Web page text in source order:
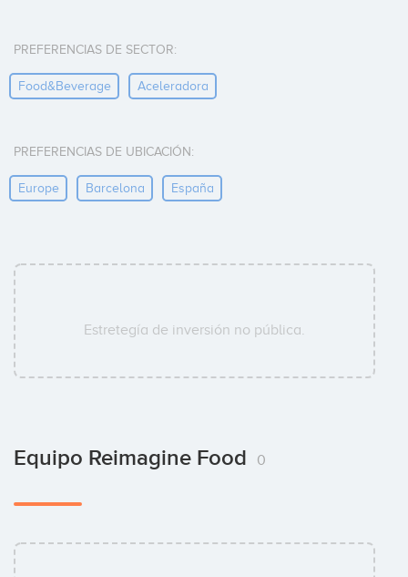
PREFERENCIAS DE SECTOR:
Food&beverage Aceleradora
PREFERENCIAS DE UBICACIÓN:
Europe Barcelona España
Estretegía de inversión no pública.
Equipo Reimagine Food 0